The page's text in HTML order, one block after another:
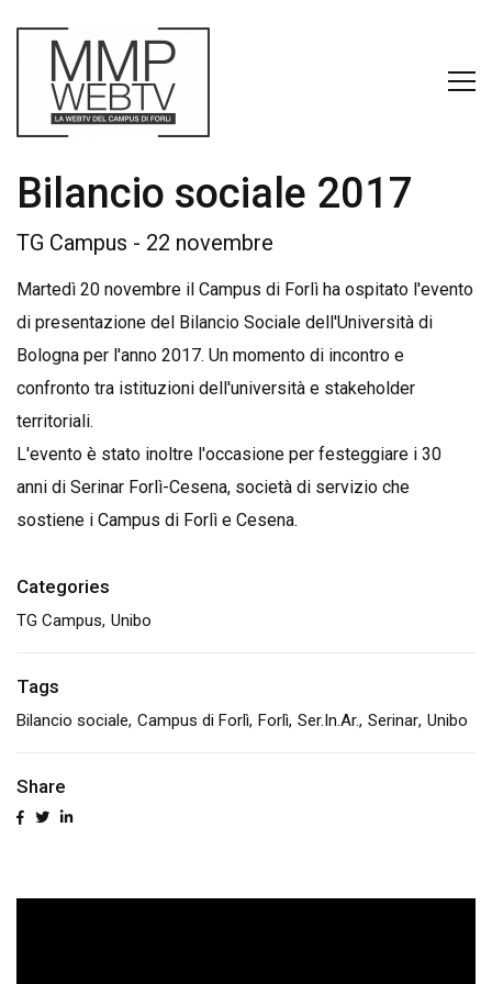
Bilancio sociale 2017
TG Campus - 22 novembre
Martedì 20 novembre il Campus di Forlì ha ospitato l'evento
di presentazione del Bilancio Sociale dell'Università di
Bologna per l'anno 2017. Un momento di incontro e
confronto tra istituzioni dell'università e stakeholder
territoriali.
L'evento è stato inoltre l'occasione per festeggiare i 30
anni di Serinar Forlì-Cesena, società di servizio che
sostiene i Campus di Forlì e Cesena.
Categories
TG Campus Unibo
Tags
Bilancio sociale Campus di Forlì Forlì Ser.In.Ar. Serinar Unibo
Share